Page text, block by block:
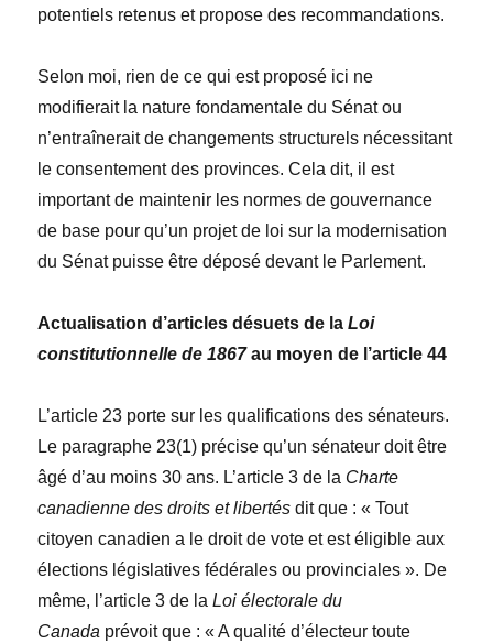
potentiels retenus et propose des recommandations.
Selon moi, rien de ce qui est proposé ici ne
modifierait la nature fondamentale du Sénat ou
n’entraînerait de changements structurels nécessitant
le consentement des provinces. Cela dit, il est
important de maintenir les normes de gouvernance
de base pour qu’un projet de loi sur la modernisation
du Sénat puisse être déposé devant le Parlement.
Actualisation d’articles désuets de laLoi
constitutionnelle de 1867au moyen de l’article 44
L’article 23 porte sur les qualifications des sénateurs.
Le paragraphe 23(1) précise qu’un sénateur doit être
âgé d’au moins 30 ans. L’article 3 de la Charte
canadienne des droits et libertés dit que : « Tout
citoyen canadien a le droit de vote et est éligible aux
élections législatives fédérales ou provinciales ». De
même, l’article 3 de laLoi électorale du
Canada prévoit que : « A qualité d’électeur toute